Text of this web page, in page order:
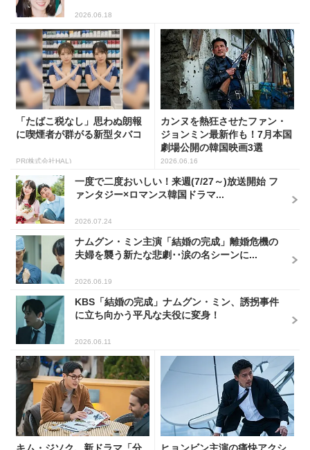
2026.06.18
「たばこ税なし」思わぬ朗報
に喫煙者が群がる新型タバコ
PR(株式会社HAL)
カンヌを熱狂させたファン・
ジョンミン最新作も！7月本国
劇場公開の韓国映画3選
2026.06.16
一度で二度おいしい！来週(7/27～)放送開始 フ
ァンタジー×ロマンス韓国ドラマ...
2026.07.24
ナムグン・ミン主演「結婚の完成」離婚危機の
夫婦を襲う新たな悲劇･･涙の名シーンに...
2026.06.19
KBS「結婚の完成」ナムグン・ミン、誘拐事件
に立ち向かう平凡な夫役に変身！
2026.06.11